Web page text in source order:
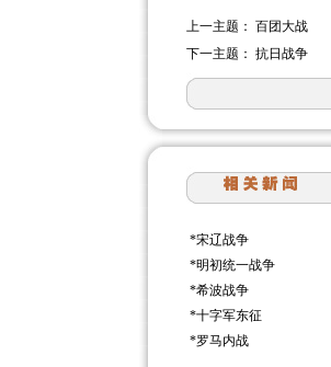
上一主题： 百团大战
下一主题： 抗日战争
*宋辽战争
*明初统一战争
*希波战争
*十字军东征
*罗马内战